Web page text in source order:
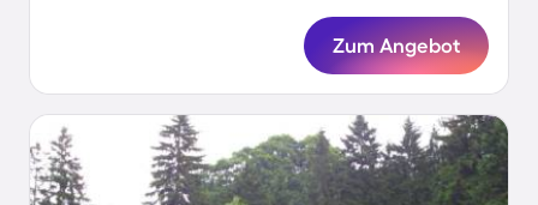
Zum Angebot